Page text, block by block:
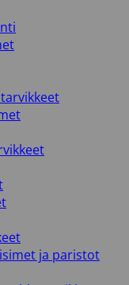
ja paristot